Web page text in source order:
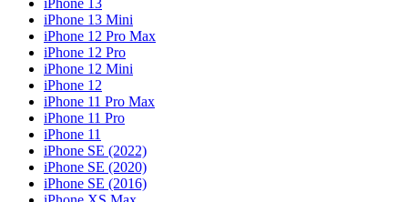
iPhone 13
iPhone 13 Mini
iPhone 12 Pro Max
iPhone 12 Pro
iPhone 12 Mini
iPhone 12
iPhone 11 Pro Max
iPhone 11 Pro
iPhone 11
iPhone SE (2022)
iPhone SE (2020)
iPhone SE (2016)